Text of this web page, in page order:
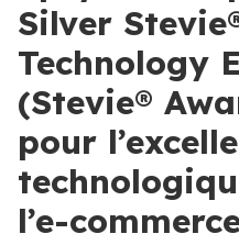
Silver
Technology
(Stevie®
pour
l’e-